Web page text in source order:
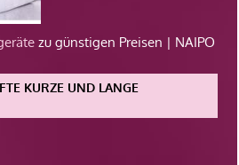
zu günstigen Preisen | NAIPO
KURZE UND LANGE